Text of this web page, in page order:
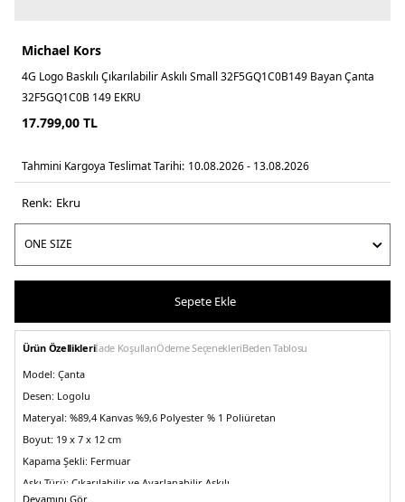
Michael Kors
4G Logo Baskılı Çıkarılabilir Askılı Small 32F5GQ1C0B149 Bayan Çanta
32F5GQ1C0B 149 EKRU
17.799,00 TL
Tahmini Kargoya Teslimat Tarihi: 10.08.2026 - 13.08.2026
Renk: ekru
Sepete Ekle
Ürün Özellikleriİade KoşullarıÖdeme SeçenekleriBeden Tablosu
Model: Çanta
Desen: Logolu
Materyal: %89,4 Kanvas %9,6 Polyester % 1 Poliüretan
Boyut: 19 x 7 x 12 cm
Kapama Şekli: Fermuar
Askı Türü: Çıkarılabilir ve Ayarlanabilir Askılı
Devamını Gör